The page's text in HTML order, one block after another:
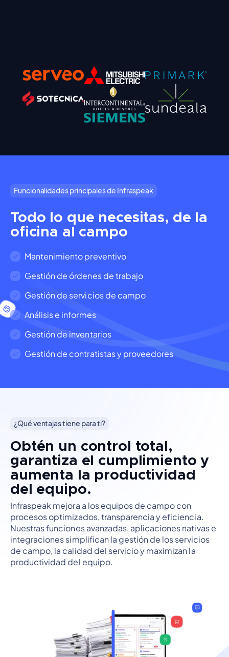
Funcionalidades principales de Infraspeak
Todo lo que necesitas, de la
oficina al campo
Mantenimiento preventivo
Gestión de órdenes de trabajo
Gestión de servicios de campo
Análisis e informes
Gestión de inventarios
Gestión de contratistas y proveedores
¿Qué ventajas tiene para ti?
Obtén un control total,
garantiza el cumplimiento y
aumenta la productividad
del equipo.
Infraspeak mejora a los equipos de campo con
procesos optimizados, transparencia y eficiencia.
Nuestras funciones avanzadas, aplicaciones nativas e
integraciones simplifican la gestión de los servicios
de campo, la calidad del servicio y maximizan la
productividad del equipo.